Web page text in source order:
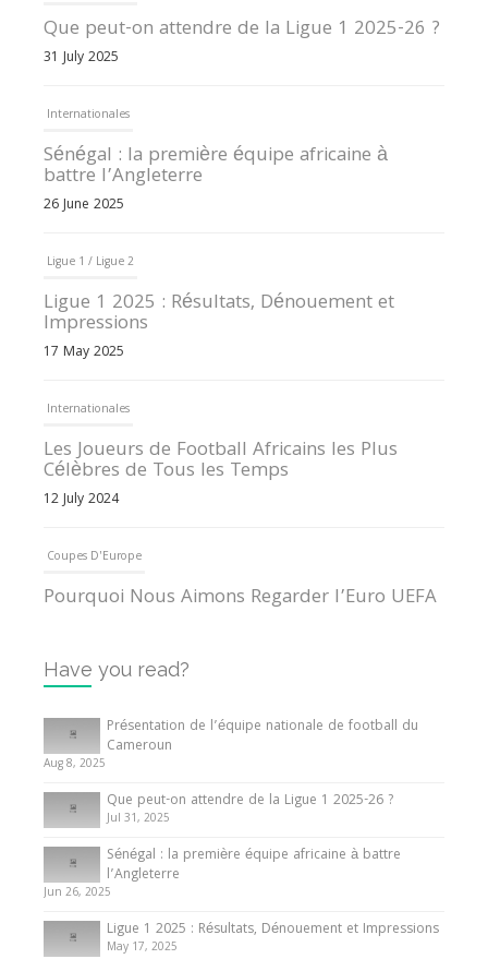
Que peut-on attendre de la Ligue 1 2025-26 ?
31 July 2025
Internationales
Sénégal : la première équipe africaine à
battre l’Angleterre
26 June 2025
Ligue 1 / Ligue 2
Ligue 1 2025 : Résultats, Dénouement et
Impressions
17 May 2025
Internationales
Les Joueurs de Football Africains les Plus
Célèbres de Tous les Temps
12 July 2024
Coupes D'Europe
Pourquoi Nous Aimons Regarder l’Euro UEFA
Internationales
Tout ce que vous devez savoir sur la Coupe
d’Afrique des Nations
10 May 2024
Internationales
Présentation de l’équipe nationale de football
du Cameroun
8 August 2025
Have you read?
Présentation de l’équipe nationale de football du
Cameroun
Aug 8, 2025
Que peut-on attendre de la Ligue 1 2025-26 ?
Jul 31, 2025
Sénégal : la première équipe africaine à battre
l’Angleterre
Jun 26, 2025
Ligue 1 2025 : Résultats, Dénouement et Impressions
May 17, 2025